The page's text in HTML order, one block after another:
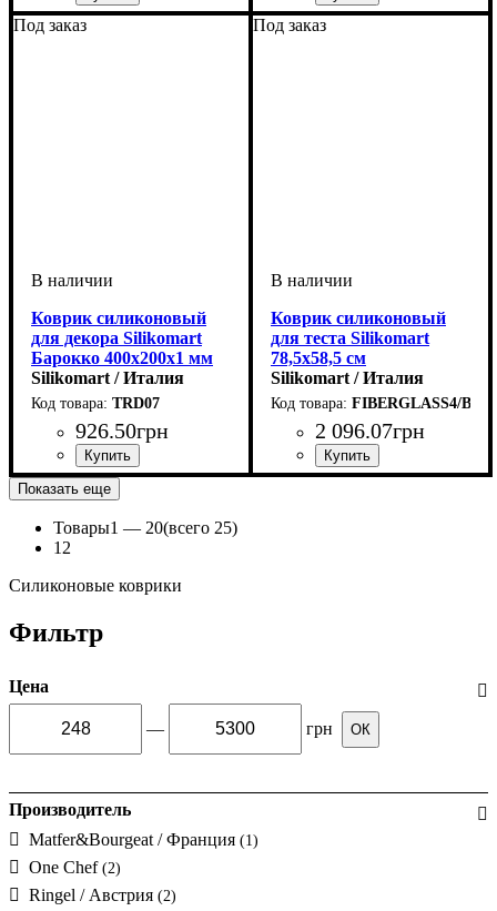
Под заказ
Коврик силиконовый
для декора Silikomart
Барокко 400х200х1 мм
Silikomart / Италия
TRD07
926.50грн
Под заказ
Коврик силиконовый
для теста Silikomart
78,5х58,5 см
Silikomart / Италия
FIBERGLASS4/B
2 096.07грн
Показать еще
Товары1 — 20(всего 25)
1 2
Силиконовые коврики
Фильтр
Цена
— грн ОК
Производитель
Matfer&Bourgeat / Франция (1)
One Chef (2)
Ringel / Австрия (2)